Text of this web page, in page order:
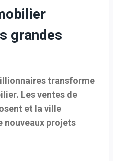
grandes
transforme
Les ventes de
et la ville
nouveaux projets